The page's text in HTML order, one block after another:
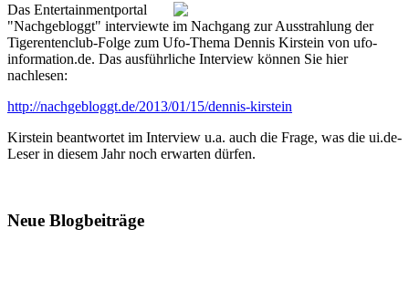
Das Entertainmentportal
"Nachgebloggt" interviewte im Nachgang zur Ausstrahlung der
Tigerentenclub-Folge zum Ufo-Thema Dennis Kirstein von ufo-
information.de. Das ausführliche Interview können Sie hier
nachlesen:
http://nachgebloggt.de/2013/01/15/dennis-kirstein
Kirstein beantwortet im Interview u.a. auch die Frage, was die ui.de-
Leser in diesem Jahr noch erwarten dürfen.
Neue Blogbeiträge